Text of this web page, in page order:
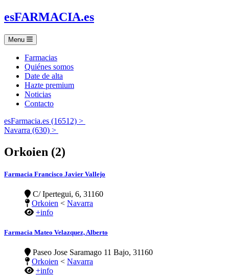
esFARMACIA.es
Menu
Farmacias
Quiénes somos
Date de alta
Hazte premium
Noticias
Contacto
esFarmacia.es (16512) >
Navarra (630) >
Orkoien (2)
Farmacia Francisco Javier Vallejo
C/ Ipertegui, 6, 31160
Orkoien < Navarra
+info
Farmacia Mateo Velazquez, Alberto
Paseo Jose Saramago 11 Bajo, 31160
Orkoien < Navarra
+info